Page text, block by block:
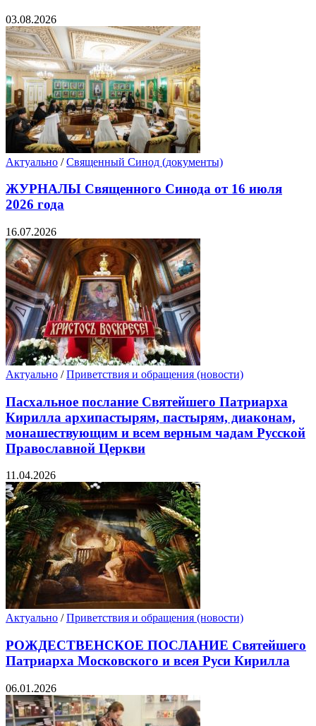
03.08.2026
Актуально /Священный Синод (документы)
ЖУРНАЛЫ Священного Синода от 16 июля
2026 года
16.07.2026
Актуально /Приветствия и обращения (новости)
Пасхальное послание Святейшего Патриарха
Кирилла архипастырям, пастырям, диаконам,
монашествующим и всем верным чадам Русской
Православной Церкви
11.04.2026
Актуально /Приветствия и обращения (новости)
РОЖДЕСТВЕНСКОЕ ПОСЛАНИЕ Святейшего
Патриарха Московского и всея Руси Кирилла
06.01.2026